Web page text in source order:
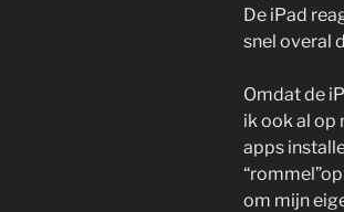
De iPad
snel overal
Omdat de
ik ook al op
apps
om mijn